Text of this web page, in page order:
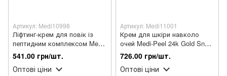
Артикул: Medi10998
Ліфтинг-крем для повік із
пептидним комплексом Medi-
Peel 5 Growth Factors Eye Tox
Cream 40 ml
541.00 грн/шт.
Оптові ціни
Артикул: Medi11001
Крем для шкіри навколо
очей Medi-Peel 24k Gold Snail
Repair Eye Cream з муцином
равлика та золотом 40 мл
726.00 грн/шт.
Оптові ціни